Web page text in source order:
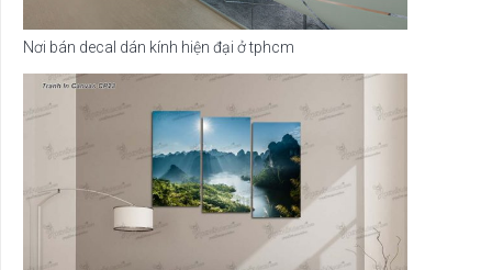
Nơi bán decal dán kính hiện đại ở tphcm